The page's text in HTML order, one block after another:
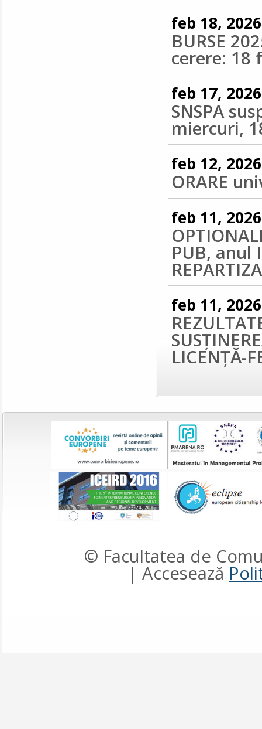
feb 18, 2026
BURSE
cerere: 18
feb 17, 2026
SNSPA
miercuri,
feb 12, 2026
ORARE
feb 11, 2026
PUB, anul
feb 11, 2026
LICENȚĂ-
© Facultatea de
| Accesează